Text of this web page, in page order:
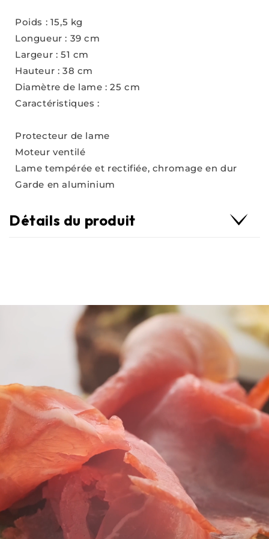
Poids : 15,5 kg
Longueur : 39 cm
Largeur : 51 cm
Hauteur : 38 cm
Diamètre de lame : 25 cm
Caractéristiques :
Protecteur de lame
Moteur ventilé
Lame tempérée et rectifiée, chromage en dur
Garde en aluminium
Détails du produit